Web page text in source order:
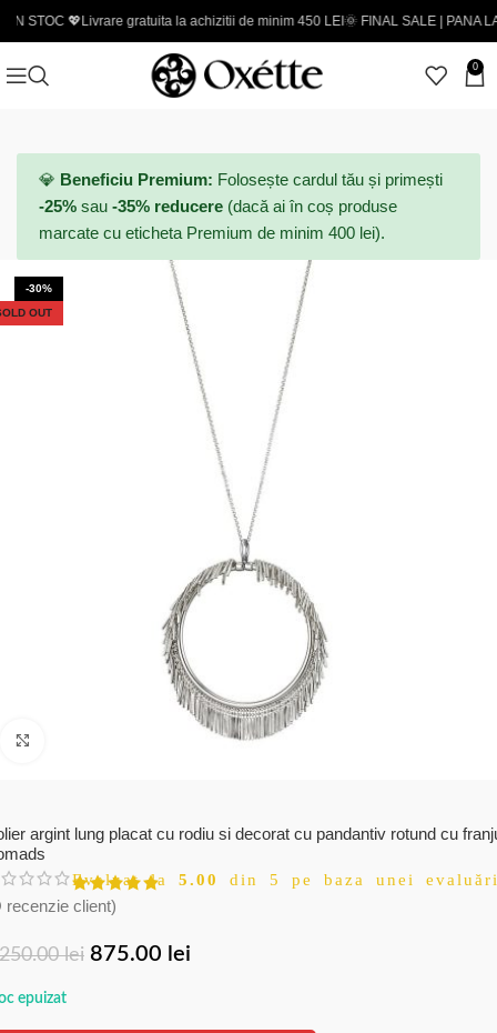
💖Livrare gratuita la achizitii de minim 450 LEI🌞 FINAL SALE | PANA LA -50%
0
💎 Beneficiu Premium: Folosește cardul tău și primești
-25% sau -35% reducere (dacă ai în coș produse
marcate cu eticheta Premium de minim 400 lei).
-30%
OUT
argint lung placat cu rodiu si decorat cu pandantiv rotund cu
Evaluat la 5.00 din 5 pe baza unei
recenzie client)
lei 875.00 lei
epuizat